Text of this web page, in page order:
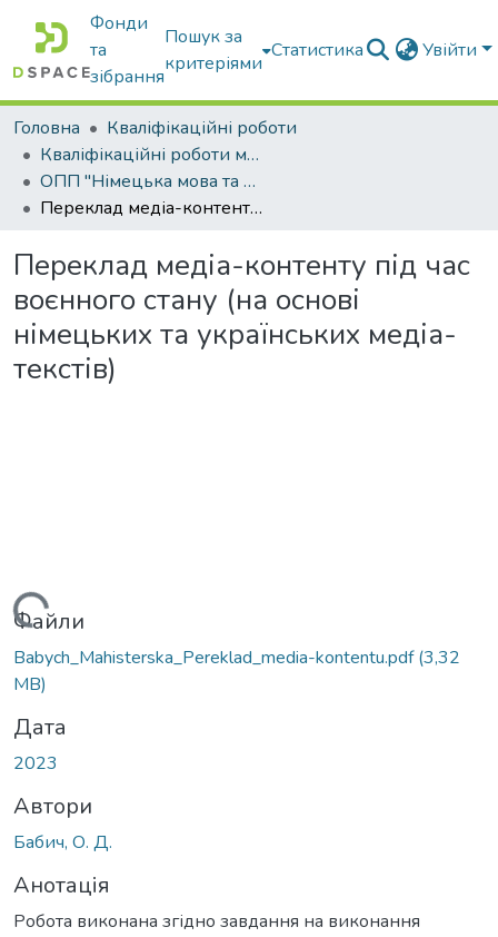
Фонди
та
зібрання
Пошук за
критеріями
Статистика Увійти
Головна
Кваліфікаційні роботи
Кваліфікаційні роботи магістрів
ОПП "Німецька мова та друга іноземна мова"
Переклад медіа-контенту під час воєнного стану (на основі німецьких та українських медіа-текстів)
Переклад медіа-контенту під час
воєнного стану (на основі
німецьких та українських медіа-
текстів)
Вантажиться...
Файли
Babych_Mahisterska_Pereklad_media-kontentu.pdf(3,32
MB)
Дата
2023
Автори
Бабич, О. Д.
Анотація
Робота виконана згідно завдання на виконання